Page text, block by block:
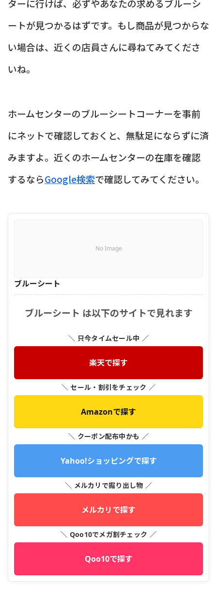
ターに行けば、必ずやあなたの求めるブルーシ
ートが見つかるはずです。もし商品が見つからな
い場合は、近くの店員さんに尋ねてみてくださ
いね。
ホームセンターのブルーシートコーナーを事前
にネットで確認しておくと、無駄足にならずに済
みますよ。近くのホームセンターの在庫を確認
するならGoogle検索で確認してみてください。
No Image
ブルーシート
ブルーシート は以下のサイトで見れます
＼ 只今タイムセール中 ／
楽天で探す
＼ セール・割引をチェック ／
Amazonで探す
＼ クーポン配布中かも ／
Yahoo!ショッピングで探す
＼ メルカリで掘り出し物 ／
メルカリで探す
＼ Qoo10でメガ割チェック ／
Qoo10で探す